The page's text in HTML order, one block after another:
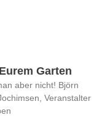
Garten
aber nicht! Björn
Veranstalter